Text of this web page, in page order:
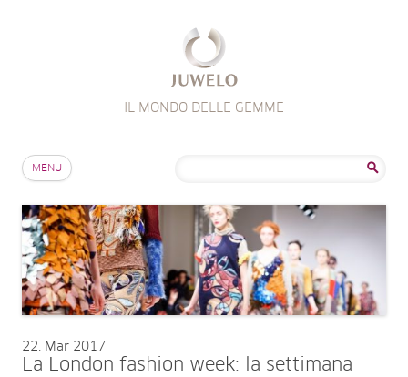
IL MONDO DELLE GEMME
MENU
22 Mar 2017
La London fashion week: la settimana